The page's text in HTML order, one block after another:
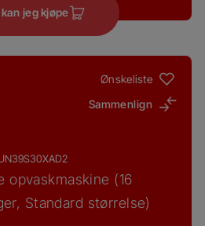
jeg kjøpe
Ønskeliste
Sammenlign
opvaskmaskine (16
Standard størrelse)